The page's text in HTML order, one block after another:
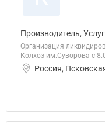
Производитель,
Организация
Колхоз им.Суворова с
Россия,